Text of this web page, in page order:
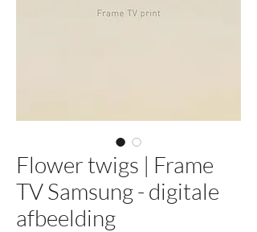
Flower twigs | Frame
TV Samsung - digitale
afbeelding